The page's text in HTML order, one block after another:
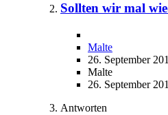
Sollten wir mal
Malte
26. September
Malte
26. September
Antworten